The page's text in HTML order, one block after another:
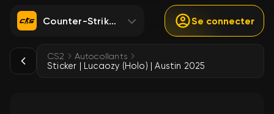
Counter-Strike 2 Se connecter
CS2 Autocollants
Sticker | Lucaozy (Holo) | Austin 2025